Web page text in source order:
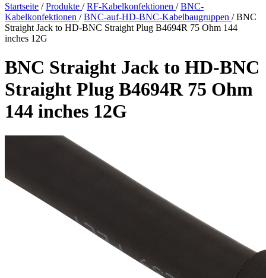
Startseite / Produkte / RF-Kabelkonfektionen / BNC-
Kabelkonfektionen / BNC-auf-HD-BNC-Kabelbaugruppen / BNC
Straight Jack to HD-BNC Straight Plug B4694R 75 Ohm 144
inches 12G
BNC Straight Jack to HD-BNC
Straight Plug B4694R 75 Ohm
144 inches 12G